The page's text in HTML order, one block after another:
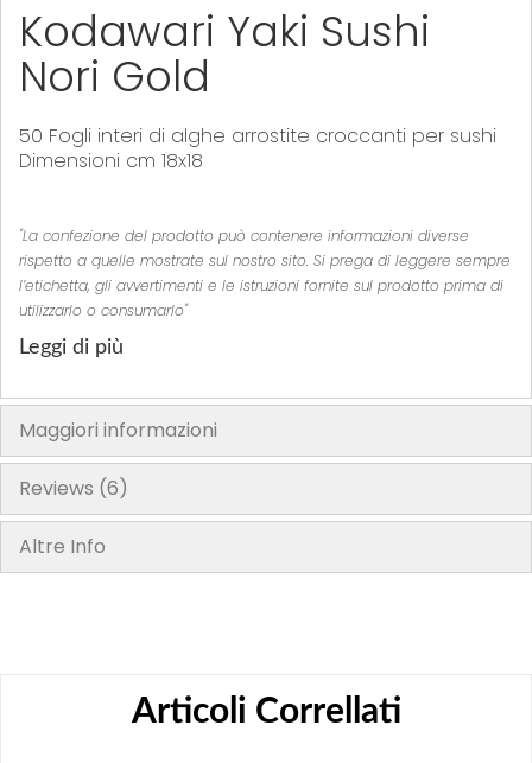
Kodawari Yaki Sushi
Nori Gold
50 Fogli interi di alghe arrostite croccanti per sushi
Dimensioni cm 18x18
"La confezione del prodotto può contenere informazioni diverse
rispetto a quelle mostrate sul nostro sito. Si prega di leggere sempre
l’etichetta, gli avvertimenti e le istruzioni fornite sul prodotto prima di
utilizzarlo o consumarlo"
Leggi di più
Maggiori informazioni
Reviews 6
Altre Info
Articoli Correllati